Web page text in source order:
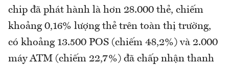
chip đã phát hành là hơn 28.000 thẻ, chiếm
khoảng 0,16% lượng thẻ trên toàn thị trường,
có khoảng 13.500 POS (chiếm 48,2%) và 2.000
máy ATM (chiếm 22,7%) đã chấp nhận thanh